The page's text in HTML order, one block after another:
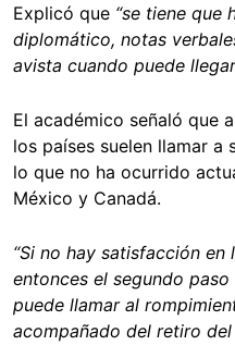
Explicó que “se tiene que
diplomático, notas
avista cuando puede
El académico señaló que
los países suelen llamar a
lo que no ha ocurrido
México y Canadá.
“Si no hay satisfacción en
entonces el segundo
puede llamar al
acompañado del retiro